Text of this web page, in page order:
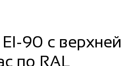
90 с верхней
по RAL